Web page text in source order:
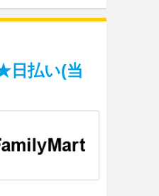
日払い(当